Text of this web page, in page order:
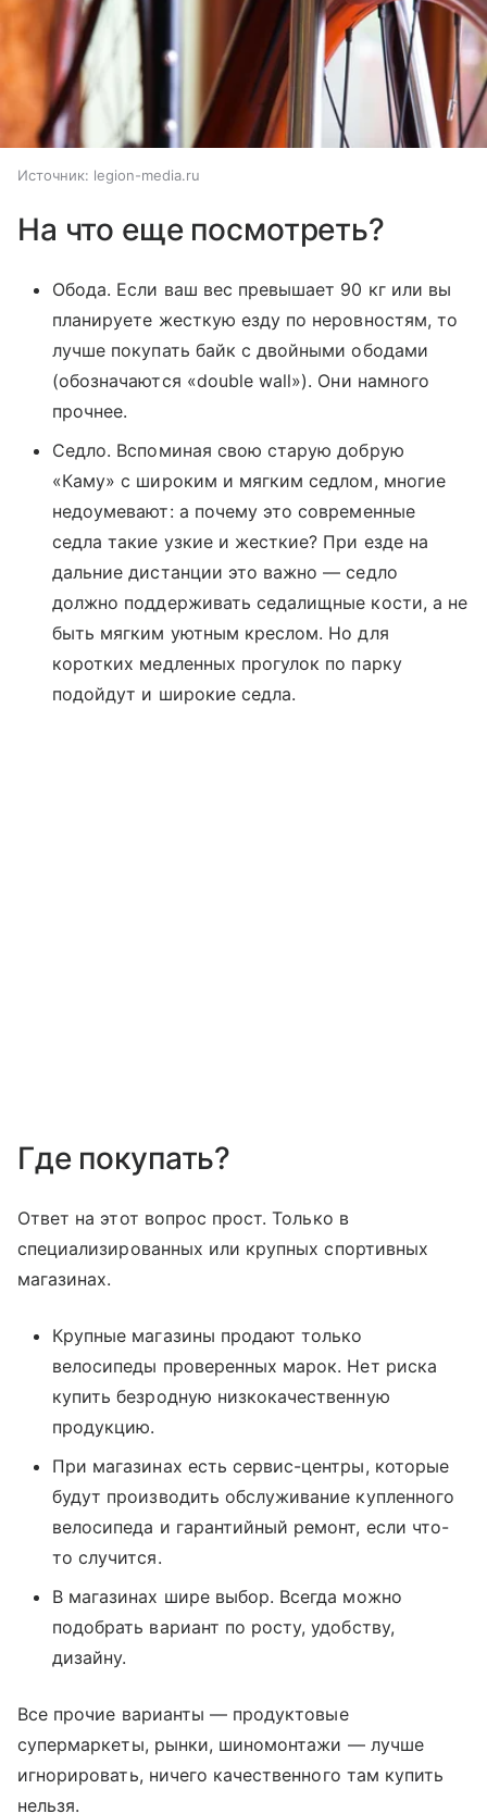
Источник: legion-media.ru
На что еще посмотреть?
Обода. Если ваш вес превышает 90 кг или вы
планируете жесткую езду по неровностям, то
лучше покупать байк с двойными ободами
(обозначаются «double wall»). Они намного
прочнее.
Седло. Вспоминая свою старую добрую
«Каму» с широким и мягким седлом, многие
недоумевают: а почему это современные
седла такие узкие и жесткие? При езде на
дальние дистанции это важно — седло
должно поддерживать седалищные кости, а не
быть мягким уютным креслом. Но для
коротких медленных прогулок по парку
подойдут и широкие седла.
Где покупать?
Ответ на этот вопрос прост. Только в
специализированных или крупных спортивных
магазинах.
Крупные магазины продают только
велосипеды проверенных марок. Нет риска
купить безродную низкокачественную
продукцию.
При магазинах есть сервис-центры, которые
будут производить обслуживание купленного
велосипеда и гарантийный ремонт, если что-
то случится.
В магазинах шире выбор. Всегда можно
подобрать вариант по росту, удобству,
дизайну.
Все прочие варианты — продуктовые
супермаркеты, рынки, шиномонтажи — лучше
игнорировать, ничего качественного там купить
нельзя.